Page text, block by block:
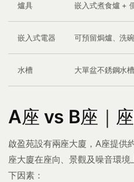
爐具 嵌入式煮食爐 +
嵌入式電器 可預留焗爐、洗
水槽 大單盆不銹鋼水
A座 vs B座｜
啟盈苑設有兩座大廈，A座提供
座大廈在座向、景觀及噪音環
下因素：